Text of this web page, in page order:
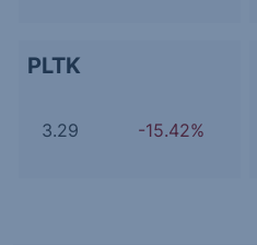
PLTK
3.29 -15.42%